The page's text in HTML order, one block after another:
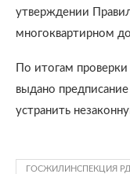
утверждении
многоквартирном
По итогам
выдано
устранить
ГОСЖИЛИНСПЕКЦИЯ РД